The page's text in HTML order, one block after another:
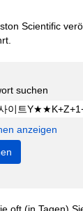
Scientific
suchen
anzeigen